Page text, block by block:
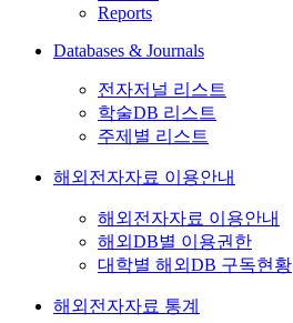
Reports
Databases & Journals
전자저널 리스트
학술DB 리스트
주제별 리스트
해외전자자료 이용안내
해외전자자료 이용안내
해외DB별 이용권한
대학별 해외DB 구독현황
해외전자자료 통계